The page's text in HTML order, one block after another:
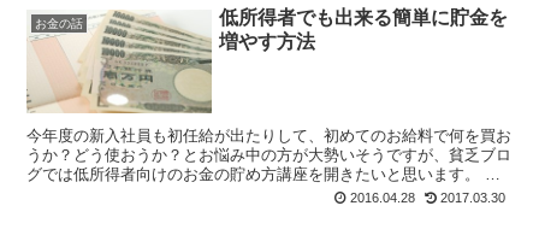
お金の話
低所得者でも出来る簡単に貯金を
増やす方法
今年度の新入社員も初任給が出たりして、初めてのお給料で何を買お
うか？どう使おうか？とお悩み中の方が大勢いそうですが、貧乏ブロ
グでは低所得者向けのお金の貯め方講座を開きたいと思います。 低
所得者でも出来る簡単なお金の貯め方 簡単に...2016.04.28 2017.03.30